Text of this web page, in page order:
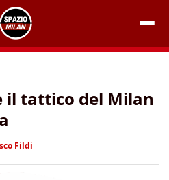
il tattico del Milan
Fildi